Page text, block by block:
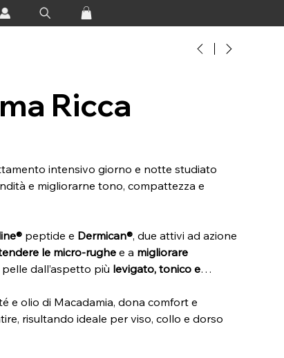
Ricca
intensivo giorno e notte studiato
e migliorarne tono, compattezza e
peptide e Dermican®, due attivi ad azione
le micro-rughe e a migliorare
dall’aspetto più levigato, tonico e
e olio di Macadamia, dona comfort e
risultando ideale per viso, collo e dorso